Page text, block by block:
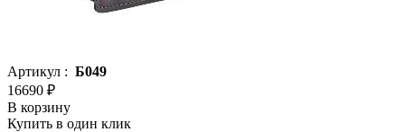
Артикул : Б049
16690 ₽
В корзину
Купить в один клик